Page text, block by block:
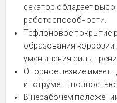
секатор обладает
работоспособности.
Тефлоновое покрытие
образования коррозии
уменьшения силы
Опорное лезвие имеет
инструмент
В нерабочем